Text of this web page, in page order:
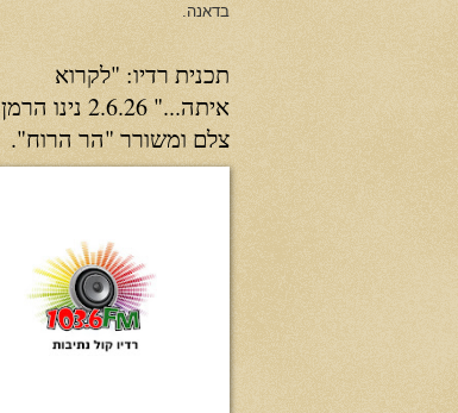
בדאנה.
תכנית רדיו: "לקרוא
איתה..." 2.6.26 נינו הרמן
צלם ומשורר "הר הרוח".